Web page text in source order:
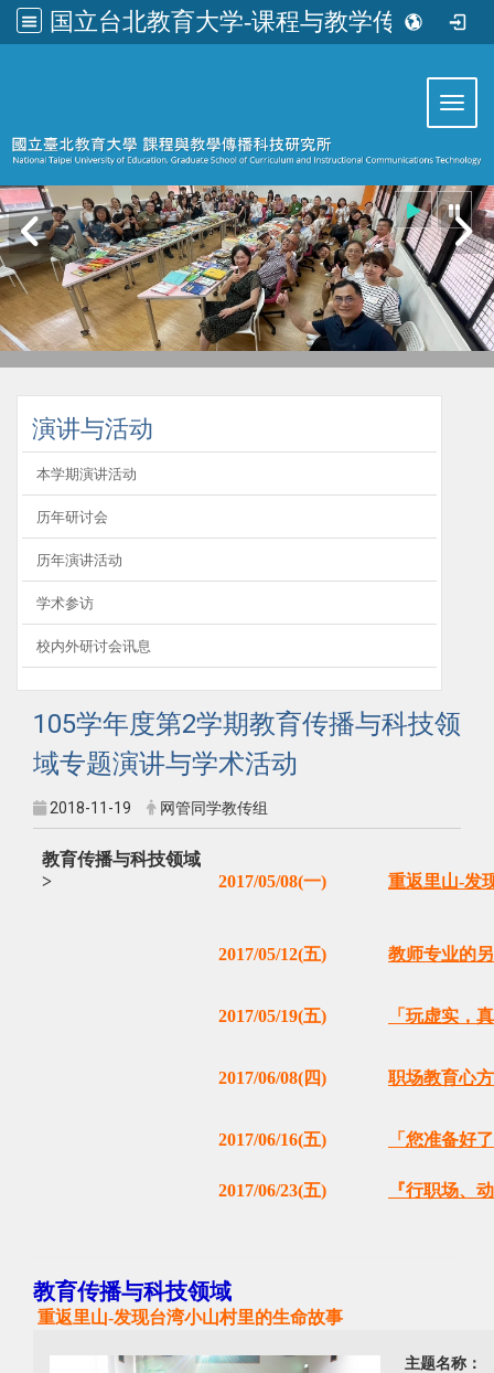
国立台北教育大学-课程与教学传播科技研究所
演讲与活动
本学期演讲活动
历年研讨会
历年演讲活动
学术参访
校内外研讨会讯息
105学年度第2学期教育传播与科技领
域专题演讲与学术活动
2018-11-19 网管同学教传组
教育传播与科技领域
>
2017/05/08(一) 重返里山-发
2017/05/12(五) 教师专业的
2017/05/19(五) 「玩虚实，
2017/06/08(四) 职场教育心
2017/06/16(五) 「您准备好
2017/06/23(五) 『行职场、
教育传播与科技领域
重返里山-发现台湾小山村里的生命故事
主题名称：